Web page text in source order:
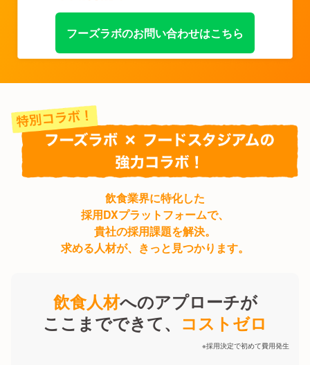
フーズラボのお問い合わせはこちら
飲食業界に特化した
採用DXプラットフォームで、
貴社の採用課題を解決。
求める人材が、きっと見つかります。
飲食人材へのアプローチが
ここまでできて、 コストゼロ
※採用決定で初めて費用発生